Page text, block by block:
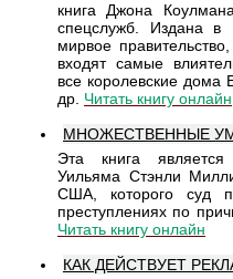
книга Джона
спецслужб. Издана в
мирвое
входят самые
все королевские
др. Читать книгу онлайн
MНОЖЕСТВЕННЫЕ
Эта книга
Уильяма Стэнли
США, которого суд
преступлениях по
Читать книгу онлайн
КАК ДЕЙСТВУЕТ